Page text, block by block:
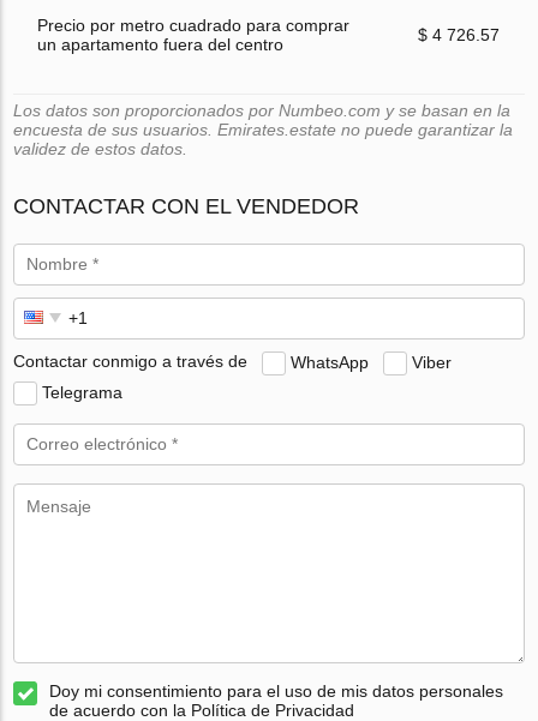
Precio por metro cuadrado para comprar
un apartamento fuera del centro
$ 4 726.57
Los datos son proporcionados por Numbeo.com y se basan en la
encuesta de sus usuarios. Emirates.estate no puede garantizar la
validez de estos datos.
CONTACTAR CON EL VENDEDOR
Contactar conmigo a través de WhatsApp
Viber
Telegrama
Doy mi consentimiento para el uso de mis datos personales
de acuerdo con la Política de Privacidad